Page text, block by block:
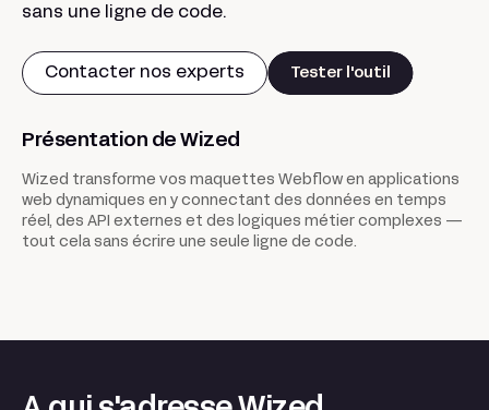
sans une ligne de code.
Contacter nos experts Tester l'outil
Présentation de Wized
Wized transforme vos maquettes Webflow en applications
web dynamiques en y connectant des données en temps
réel, des API externes et des logiques métier complexes —
tout cela sans écrire une seule ligne de code.